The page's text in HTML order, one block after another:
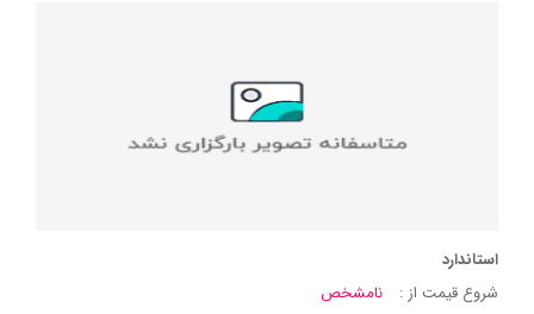
استاندارد
شروع قیمت از :
نامشخص